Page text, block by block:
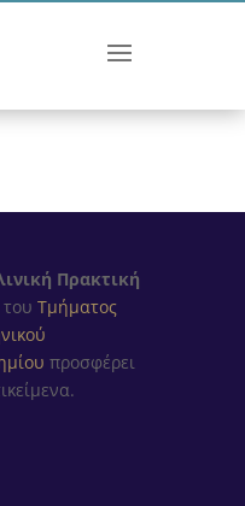
Πρακτική
του Τμήματος
προσφέρει